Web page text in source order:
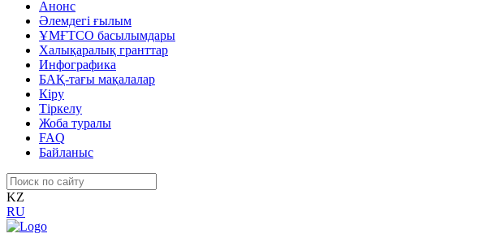
Анонс
Әлемдегі ғылым
ҰМҒТСО басылымдары
Халықаралық гранттар
Инфографика
БАҚ-тағы мақалалар
Кіру
Тіркелу
Жоба туралы
FAQ
Байланыс
KZ
RU